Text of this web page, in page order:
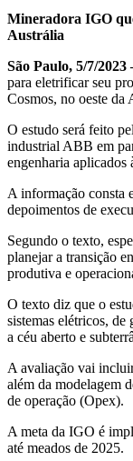
Mineradora IGO
Austrália
São Paulo, 5/7/
para eletrificar seu
Cosmos, no oeste da
O estudo será feito
industrial ABB em
engenharia aplicados
A informação consta
depoimentos de
Segundo o texto,
planejar a transição
produtiva e
O texto diz que o
sistemas elétricos, de
a céu aberto e
A avaliação vai
além da modelagem
de operação (Opex).
A meta da IGO é
até meados de 2025.